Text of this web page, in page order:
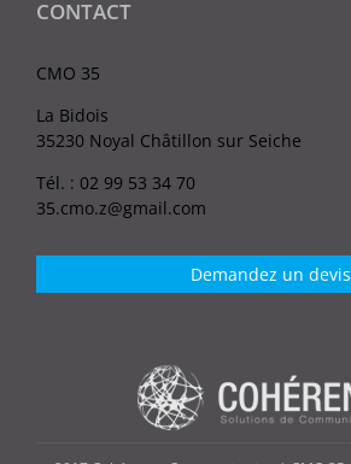
CONTACT
CMO 35
La Bidois
35230 Noyal Châtillon sur Seiche
Tél. : 02 99 53 34 70
35.cmo.z@gmail.com
Demandez un devis